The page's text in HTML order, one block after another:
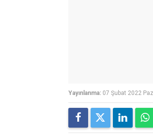
Yayınlanma: 07 Şubat 2022